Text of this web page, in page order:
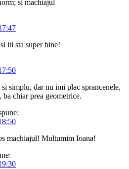
si machiajul
iti sta super bine!
simplu, dar nu imi plac sprancenele,
chiar prea geometrice.
machiajul! Multumim Ioana!